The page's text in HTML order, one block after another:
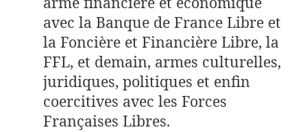
avec la Banque de France Libre et
la Foncière et Financière Libre, la
FFL, et demain, armes culturelles,
juridiques, politiques et enfin
coercitives avec les Forces
Françaises Libres.